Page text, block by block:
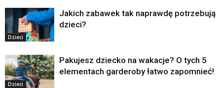
Dzieci
Jakich zabawek tak naprawdę potrzebują
dzieci?
Dzieci
Pakujesz dziecko na wakacje? O tych 5
elementach garderoby łatwo zapomnieć!